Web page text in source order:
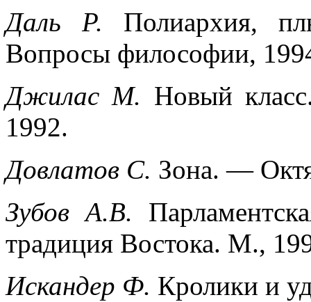
Даль Р. Полиархия,
Вопросы философии,
Джилас М. Новый
1992.
Довлатов С. Зона. —
Зубов A.В.
традиция Востока. М.,
Искандер Ф. Кролики и